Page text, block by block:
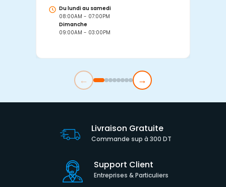
Du lundi au samedi
08:00AM - 07:00PM
Dimanche
09:00AM - 03:00PM
← →
Livraison Gratuite
Commande sup à 300 DT
Support Client
Entreprises & Particuliers